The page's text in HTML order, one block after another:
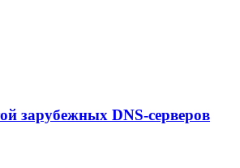
зарубежных DNS-серверов